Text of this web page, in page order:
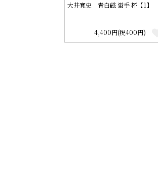
大井寛史 青白磁 蛍手 杯【1】
4,400円(税400円)